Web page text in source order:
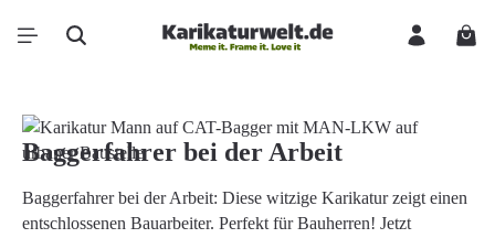
Zum Hauptinhalt springen
Bildergalerie überspringen
Baggerfahrer bei der Arbeit
Baggerfahrer bei der Arbeit: Diese witzige Karikatur zeigt einen
entschlossenen Bauarbeiter. Perfekt für Bauherren! Jetzt